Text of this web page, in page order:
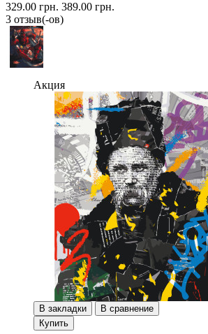
329.00 грн. 389.00 грн.
3 отзыв(-ов)
Акция
В закладки
В сравнение
Купить